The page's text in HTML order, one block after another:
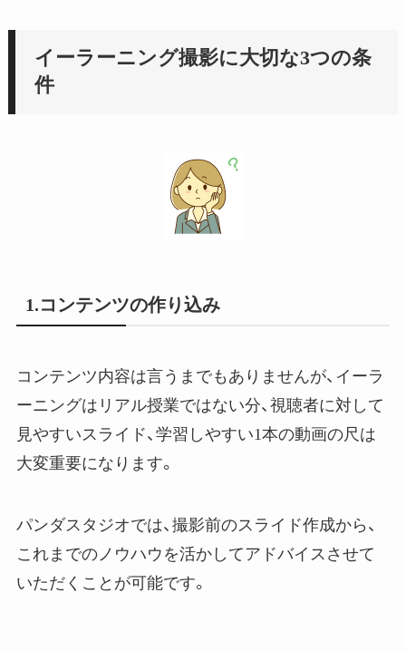
イーラーニング撮影に大切な3つの条
件
1.コンテンツの作り込み
コンテンツ内容は言うまでもありませんが、イーラ
ーニングはリアル授業ではない分、視聴者に対して
見やすいスライド、学習しやすい1本の動画の尺は
大変重要になります。
パンダスタジオでは、撮影前のスライド作成から、
これまでのノウハウを活かしてアドバイスさせて
いただくことが可能です。